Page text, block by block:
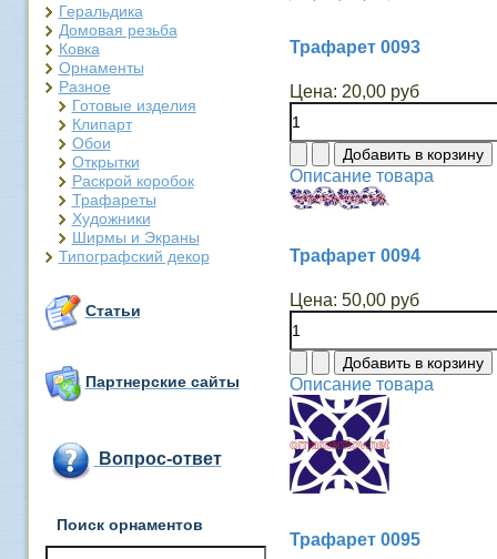
Геральдика
Домовая резьба
Ковка
Орнаменты
Разное
Готовые изделия
Клипарт
Обои
Открытки
Раскрой коробок
Трафареты
Художники
Ширмы и Экраны
Типографский декор
Статьи
Партнерские сайты
Вопрос-ответ
Поиск орнаментов
Трафарет 0093
Цена: 20,00 руб
Описание товара
Трафарет 0094
Цена: 50,00 руб
Описание товара
Трафарет 0095